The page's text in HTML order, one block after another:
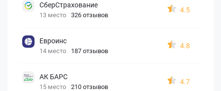
СберСтрахование
13 место 326 отзывов
4.5
Евроинс
14 место 187 отзывов
4.8
АК БАРС
15 место 210 отзывов
4.7